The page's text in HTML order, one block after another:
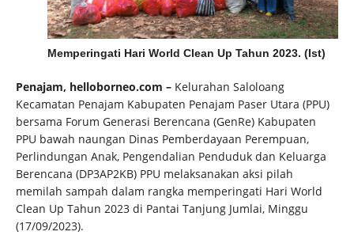
Memperingati Hari World Clean Up Tahun 2023. (Ist)
Penajam, helloborneo.com – Kelurahan Saloloang
Kecamatan Penajam Kabupaten Penajam Paser Utara (PPU)
bersama Forum Generasi Berencana (GenRe) Kabupaten
PPU bawah naungan Dinas Pemberdayaan Perempuan,
Perlindungan Anak, Pengendalian Penduduk dan Keluarga
Berencana (DP3AP2KB) PPU melaksanakan aksi pilah
memilah sampah dalam rangka memperingati Hari World
Clean Up Tahun 2023 di Pantai Tanjung Jumlai, Minggu
(17/09/2023).